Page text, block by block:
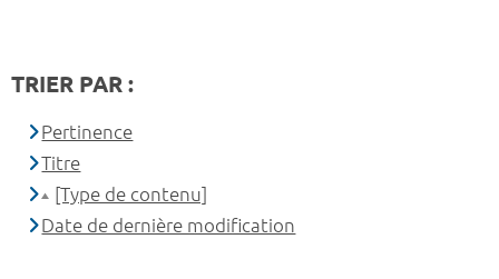
TRIER PAR :
Pertinence
Titre
[Type de contenu]
Date de dernière modification